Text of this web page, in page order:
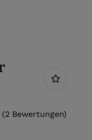
(2 Bewertungen)